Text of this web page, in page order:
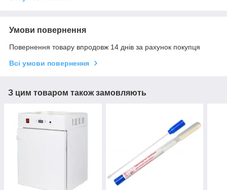
Умови повернення
Повернення товару впродовж 14 днів за рахунок покупця
Всі умови повернення
З цим товаром також замовляють